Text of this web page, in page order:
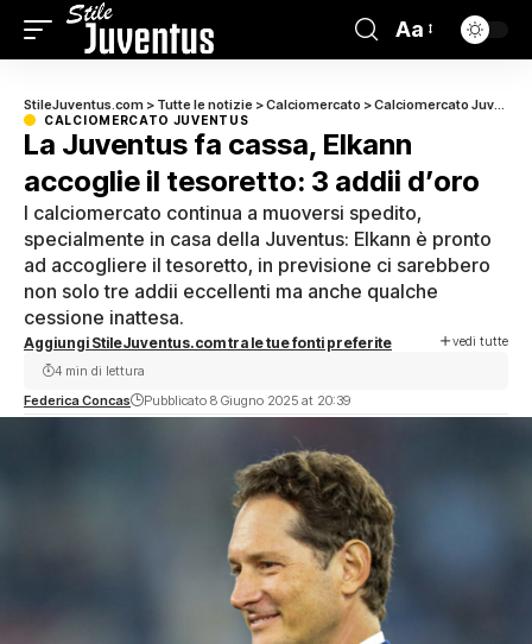
Aa
StileJuventus.com > Tutte le notizie >Calciomercato >Calciomercato Juventus
CALCIOMERCATO JUVENTUS
La Juventus fa cassa, Elkann
accoglie il tesoretto: 3 addii d’oro
l calciomercato continua a muoversi spedito,
specialmente in casa della Juventus: Elkann è pronto
ad accogliere il tesoretto, in previsione ci sarebbero
non solo tre addii eccellenti ma anche qualche
cessione inattesa.
Aggiungi StileJuventus.com tra le tue fonti preferite vedi tutte
Federica Concas Pubblicato 8 Giugno 2025 at 20:39
4 min di lettura